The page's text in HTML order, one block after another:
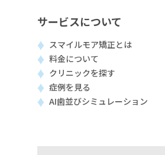
サービスについて
スマイルモア矯正とは
料金について
クリニックを探す
症例を見る
AI歯並びシミュレーション